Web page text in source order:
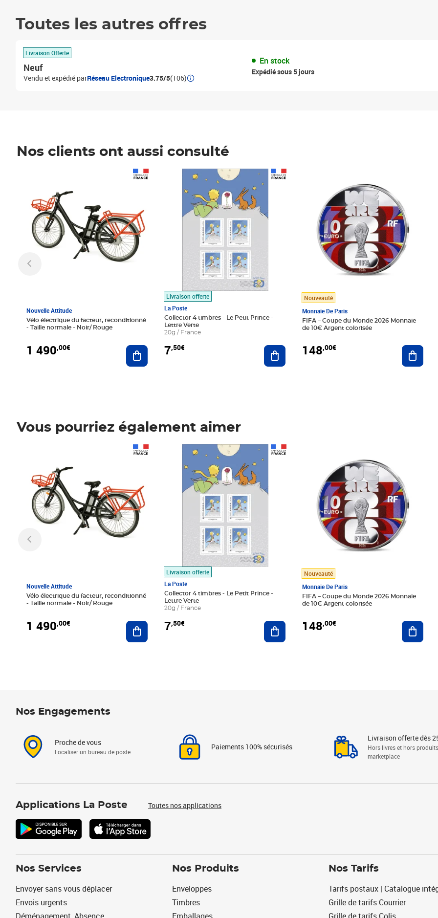
Toutes les autres offres
Livraison Offerte
Neuf
Vendu et expédié parRéseau Electronique3.75/5(106)
En stock
Expédié sous 5 jours
Nos clients ont aussi consulté
Nouvelle Attitude
Vélo électrique du facteur, reconditionné
- Taille normale - Noir/ Rouge
1 490,00€ Ajouter au panier
Livraison offerte
La Poste
Collector 4 timbres - Le Petit Prince -
Lettre Verte
20g / France
7,50€
Prix 7,50€
Ajouter au panier
Nouveauté
Monnaie De Paris
FIFA – Coupe du Monde 2026 Monnaie
de 10€ Argent colorisée
148,00€
Vous pourriez également aimer
Nouvelle Attitude
Vélo électrique du facteur, reconditionné
- Taille normale - Noir/ Rouge
1 490,00€ Ajouter au panier
Livraison offerte
La Poste
Collector 4 timbres - Le Petit Prince -
Lettre Verte
20g / France
7,50€
Prix 7,50€
Ajouter au panier
Nouveauté
Monnaie De Paris
FIFA – Coupe du Monde 2026 Monnaie
de 10€ Argent colorisée
148,00€
Nos Engagements
Proche de vous
Localiser un bureau de poste
Paiements 100% sécurisés
Livraison offerte dès
Hors livres et hors produits
marketplace
Applications La Poste Toutes nos applications
Nos Services
Envoyer sans vous déplacer
Envois urgents
Nos Produits
Enveloppes
Timbres
Nos Tarifs
Tarifs postaux | Catalogue
Grille de tarifs Courrier